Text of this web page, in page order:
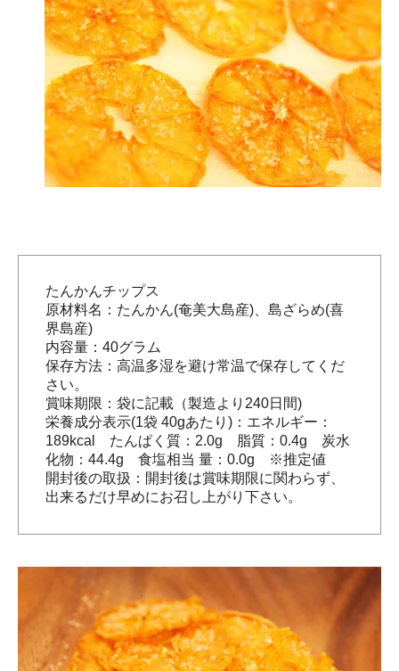
たんかんチップス
原材料名：たんかん(奄美大島産)、島ざらめ(喜
界島産)
内容量：40グラム
保存方法：高温多湿を避け常温で保存してくだ
さい。
賞味期限：袋に記載（製造より240日間)
栄養成分表示(1袋 40gあたり)：エネルギー：
189kcal たんぱく質：2.0g 脂質：0.4g 炭水
化物：44.4g 食塩相当 量：0.0g ※推定値
開封後の取扱：開封後は賞味期限に関わらず、
出来るだけ早めにお召し上がり下さい。